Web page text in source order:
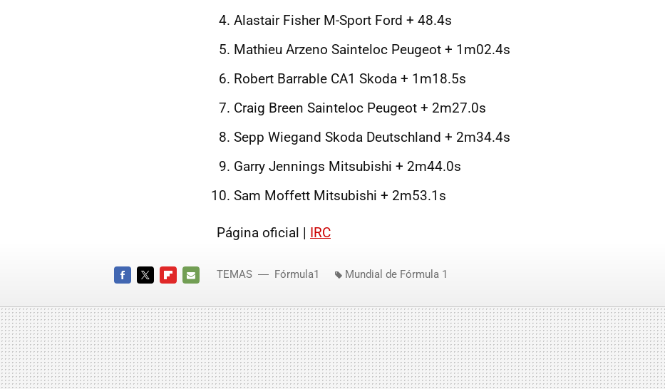
Alastair Fisher M-Sport Ford + 48.4s
Mathieu Arzeno Sainteloc Peugeot + 1m02.4s
Robert Barrable CA1 Skoda + 1m18.5s
Craig Breen Sainteloc Peugeot + 2m27.0s
Sepp Wiegand Skoda Deutschland + 2m34.4s
Garry Jennings Mitsubishi + 2m44.0s
Sam Moffett Mitsubishi + 2m53.1s
Página oficial | IRC
MAIL
TEMAS Fórmula1 Mundial de Fórmula 1